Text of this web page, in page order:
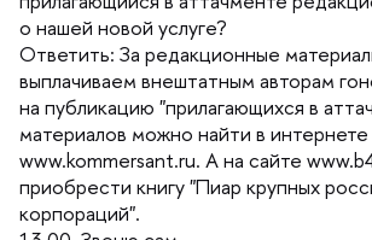
о нашей новой услуге?
Ответить: За редакционные
ыплачиваем внештатным авторам
на публикацию "прилагающихся в
материалов можно найти в
www.kommersant.ru. А на сайте
приобрести книгу "Пиар крупных
корпораций".